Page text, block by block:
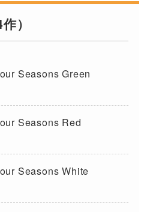
）
Seasons Green
Seasons Red
Seasons White